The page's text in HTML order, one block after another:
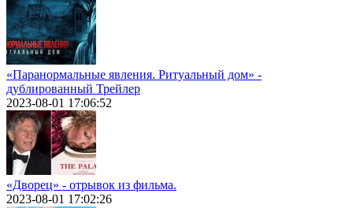
«Паранормальные явления. Ритуальный дом» -
дублированный Трейлер
2023-08-01 17:06:52
«Дворец» - отрывок из фильма.
2023-08-01 17:02:26